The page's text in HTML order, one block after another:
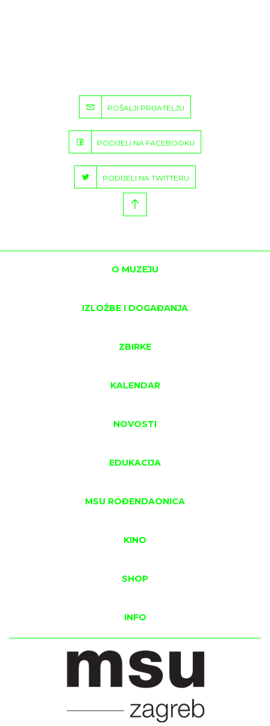
POŠALJI PRIJATELJU
PODIJELI NA FACEBOOKU
PODIJELI NA TWITTERU
O MUZEJU
IZLOŽBE I DOGAĐANJA
ZBIRKE
KALENDAR
NOVOSTI
EDUKACIJA
MSU ROĐENDAONICA
KINO
SHOP
INFO